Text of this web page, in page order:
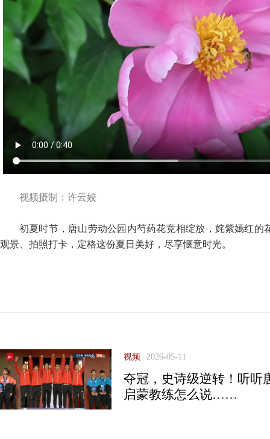
视频摄制：许云姣
初夏时节，唐山劳动公园内芍药花竞相绽放，姹紫嫣红的
观景、拍照打卡，定格这份夏日美好，尽享惬意时光。
视频 2026-05-11
夺冠，史诗级逆转！听听
启蒙教练怎么说……